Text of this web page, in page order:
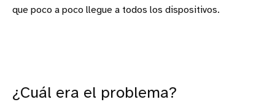
que poco a poco llegue a todos los dispositivos.
¿Cuál era el problema?